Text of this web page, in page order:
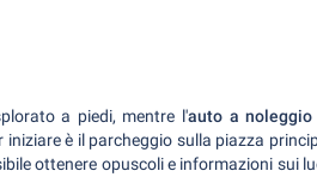
a piedi, mentre l'auto a
è il parcheggio sulla piazza
ottenere opuscoli e informazioni sui